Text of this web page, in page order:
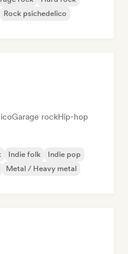
Rock psichedelico
Garage rockHip-hop
Indie folk
Indie pop
Metal / Heavy metal